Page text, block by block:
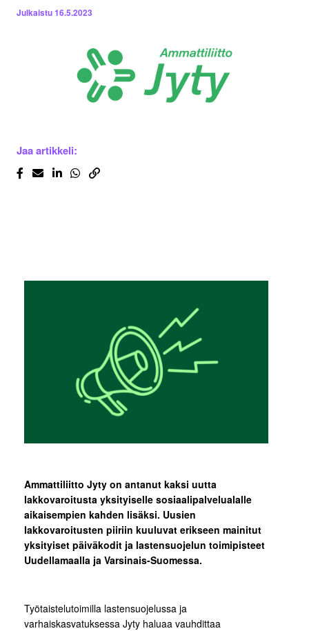
Julkaistu16.5.2023
Jaa artikkeli:
Ammattiliitto Jyty on antanut kaksi uutta
lakkovaroitusta yksityiselle sosiaalipalvelualalle
aikaisempien kahden lisäksi. Uusien
lakkovaroitusten piiriin kuuluvat erikseen mainitut
yksityiset päiväkodit ja lastensuojelun toimipisteet
Uudellamaalla ja Varsinais-Suomessa.
Työtaistelutoimilla lastensuojelussa ja
varhaiskasvatuksessa Jyty haluaa vauhdittaa